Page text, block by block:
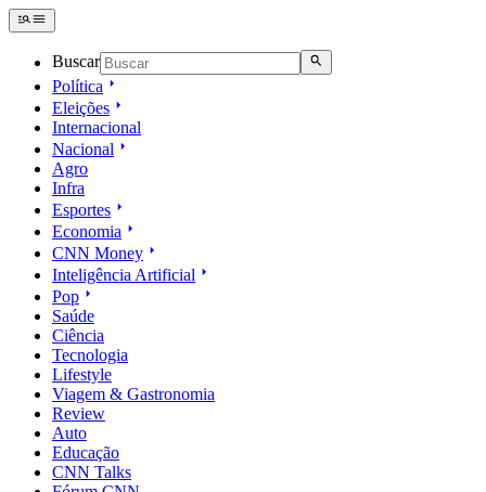
Buscar
Política
Eleições
Internacional
Nacional
Agro
Infra
Esportes
Economia
CNN Money
Inteligência Artificial
Pop
Saúde
Ciência
Tecnologia
Lifestyle
Viagem & Gastronomia
Review
Auto
Educação
CNN Talks